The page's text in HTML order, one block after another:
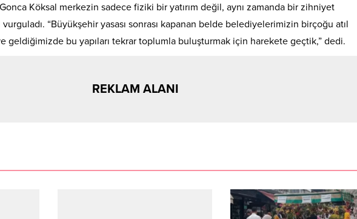
Köksal merkezin sadece fiziki bir yatırım değil, aynı zamanda bir zihniyet
“Büyükşehir yasası sonrası kapanan belde belediyelerimizin birçoğu atıl
geldiğimizde bu yapıları tekrar toplumla buluşturmak için harekete geçtik,” dedi.
REKLAM ALANI